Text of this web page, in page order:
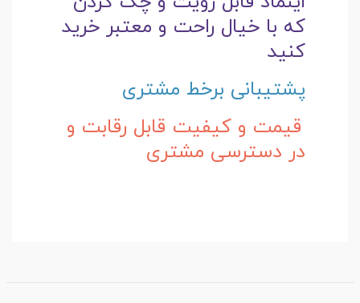
که با خیال راحت و معتبر خرید
کنید
پشتیبانی برخط مشتری
قیمت و کیفیت قابل رقابت و
در دسترسی مشتری